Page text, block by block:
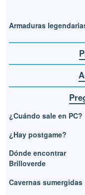
Armaduras
¿Cuándo sale en PC?
¿Hay postgame?
Dónde encontrar
Brilloverde
Cavernas sumergidas